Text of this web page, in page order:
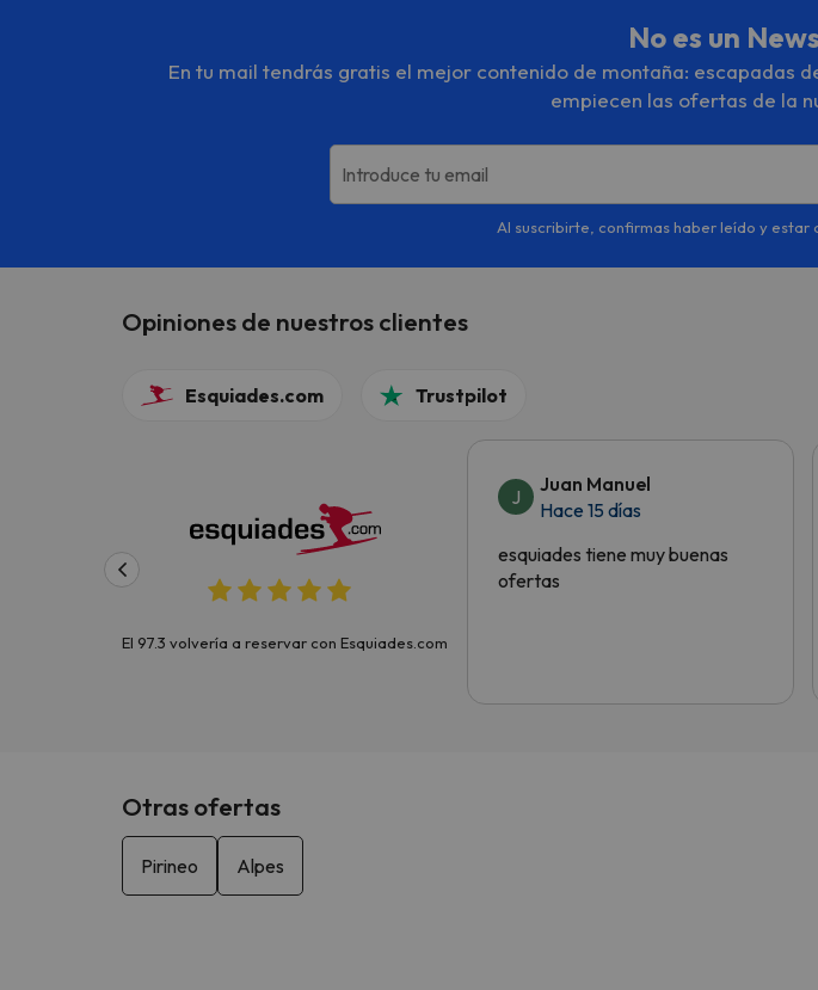
No es un
En tu mail tendrás gratis el mejor contenido de montaña: escapadas
empiecen las ofertas de la
Introduce tu email
Al suscribirte, confirmas haber leído y estar
Opiniones de nuestros clientes
Esquiades.com Trustpilot
El 97.3 volvería a reservar con Esquiades.com
J
Juan Manuel
Hace 15 días
esquiades tiene muy buenas
ofertas
Otras ofertas
Pirineo Alpes